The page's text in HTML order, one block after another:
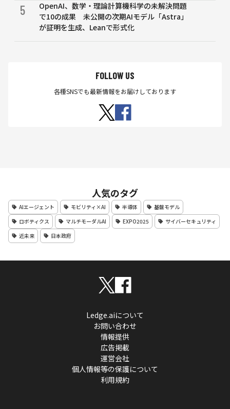
5
OpenAI、数学・理論計算機科学の未解決問題
で10の成果 未公開の次期AIモデル「Astra」
が証明を生成、Leanで形式化
FOLLOW US
各種SNSでも最新情報をお届けしております
人気のタグ
AIエージェント モビリティ×AI 半導体
基盤モデル
ロボティクス
マルチモーダルAI EXPO2025
サイバーセキュリティ
近未来
日本政府
Ledge.aiについて
お問い合わせ
情報提供
広告掲載
運営会社
個人情報等の保護について
利用規約